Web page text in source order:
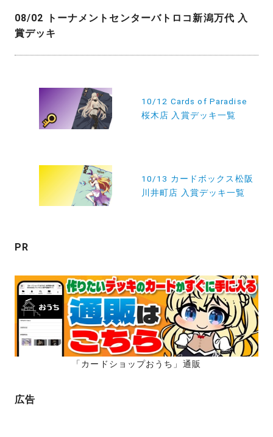
08/02 トーナメントセンターバトロコ新潟万代 入
賞デッキ
ン
10/12 Cards of Paradise
桜木店 入賞デッキ一覧
10/13 カードボックス松阪
川井町店 入賞デッキ一覧
PR
「カードショップおうち」通販
広告